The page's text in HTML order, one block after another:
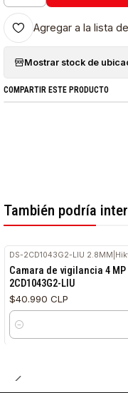
Agregar a la lista
Mostrar stock de
COMPARTIR ESTE PRODUCTO
También podría
DS-2CD1043G2-LIU 2.8MM
Camara de vigilancia 4
2CD1043G2-LIU
$40.990 CLP
Cantidad